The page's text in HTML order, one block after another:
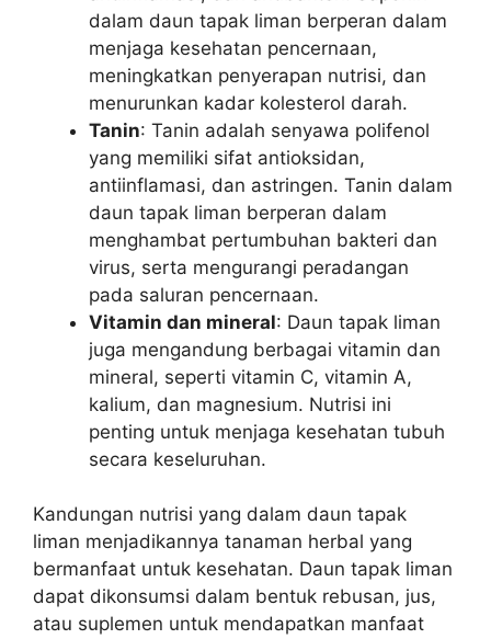
dalam daun tapak liman berperan dalam
menjaga kesehatan pencernaan,
meningkatkan penyerapan nutrisi, dan
menurunkan kadar kolesterol darah.
Tanin: Tanin adalah senyawa polifenol
yang memiliki sifat antioksidan,
antiinflamasi, dan astringen. Tanin dalam
daun tapak liman berperan dalam
menghambat pertumbuhan bakteri dan
virus, serta mengurangi peradangan
pada saluran pencernaan.
Vitamin dan mineral: Daun tapak liman
juga mengandung berbagai vitamin dan
mineral, seperti vitamin C, vitamin A,
kalium, dan magnesium. Nutrisi ini
penting untuk menjaga kesehatan tubuh
secara keseluruhan.
Kandungan nutrisi yang dalam daun tapak
liman menjadikannya tanaman herbal yang
bermanfaat untuk kesehatan. Daun tapak liman
dapat dikonsumsi dalam bentuk rebusan, jus,
atau suplemen untuk mendapatkan manfaat